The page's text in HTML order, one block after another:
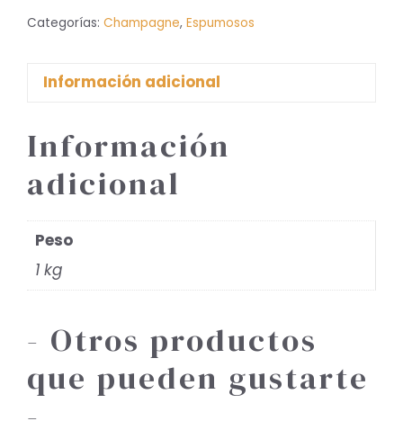
cantidad
Categorías: Champagne, Espumosos
Información adicional
Información
adicional
Peso
1 kg
- Otros productos
que pueden gustarte
-